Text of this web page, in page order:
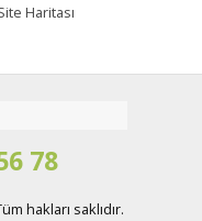
Haritası
78
hakları saklıdır.